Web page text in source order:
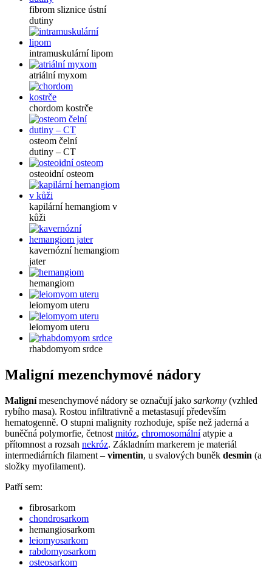
fibrom sliznice ústní
dutiny
intramuskulární lipom
atriální myxom
chordom kostrče
osteom čelní
dutiny – CT
osteoidní osteom
kapilární hemangiom v
kůži
kavernózní hemangiom
jater
hemangiom
leiomyom uteru
leiomyom uteru
rhabdomyom srdce
Maligní mezenchymové nádory
Malignímesenchymové nádory se označují jako sarkomy (vzhled
rybího masa). Rostou infiltrativně a metastasují především
hematogenně. O stupni malignity rozhoduje, spíše než jaderná a
buněčná polymorfie, četnost mitóz, chromosomálníatypie a
přítomnost a rozsah nekróz. Základním markerem je materiál
intermediárních filament – vimentin, u svalových buněk desmin (a
složky myofilament).
Patří sem:
fibrosarkom
chondrosarkom
hemangiosarkom
leiomyosarkom
rabdomyosarkom
osteosarkom